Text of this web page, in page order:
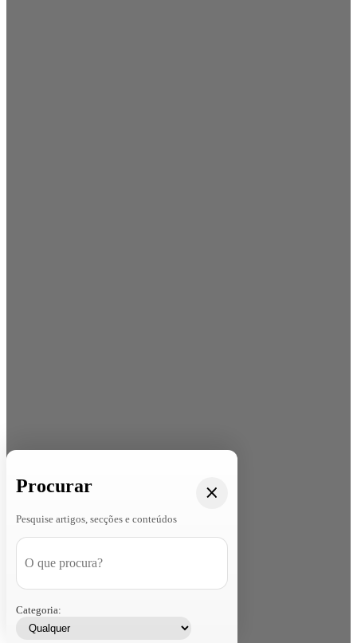
Procurar
Pesquise artigos, secções e conteúdos
Categoria: